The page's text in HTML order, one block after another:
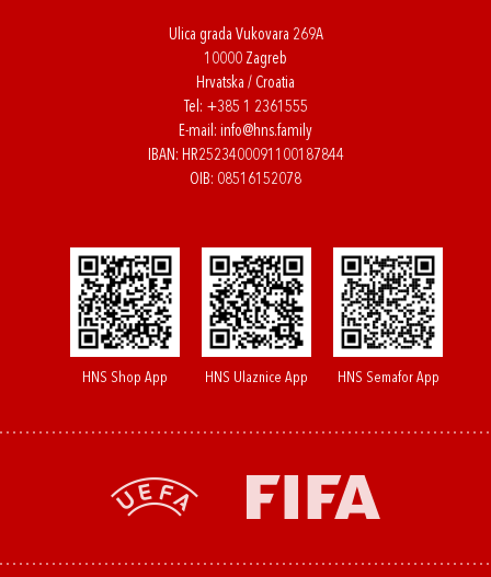
Ulica grada Vukovara 269A
10000 Zagreb
Hrvatska / Croatia
Tel: +385 1 2361555
E-mail: info@hns.family
IBAN: HR2523400091100187844
OIB: 08516152078
HNS Shop App HNS Ulaznice App HNS Semafor App